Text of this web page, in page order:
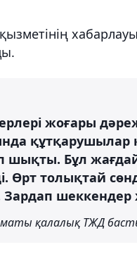
жоғары
құтқарушылар
Бұл
Өрт толықтай
Зардап
қалалық ТЖД